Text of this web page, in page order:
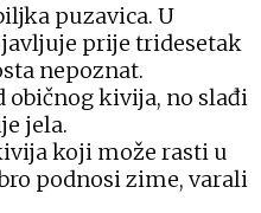
puzavica. U
prije tridesetak
nepoznat.
običnog kivija, no slađi
jela.
koji može rasti u
podnosi zime, varali